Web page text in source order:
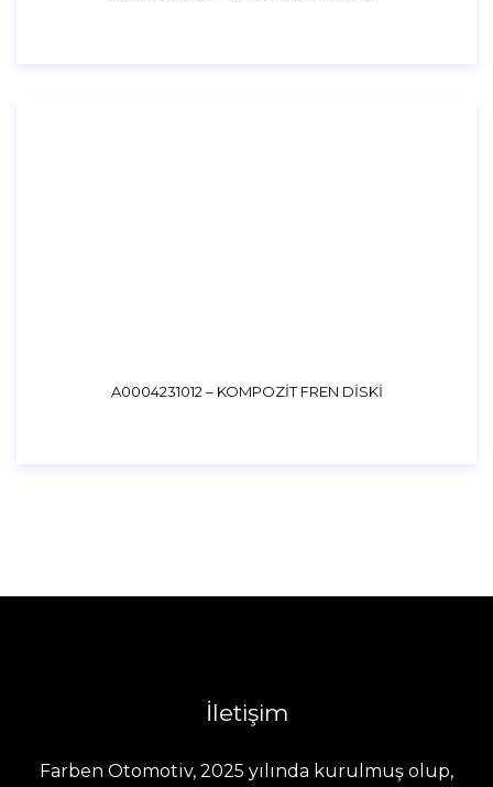
A0004231012 – KOMPOZİT FREN DİSKİ
İletişim
Farben Otomotiv, 2025 yılında kurulmuş olup,